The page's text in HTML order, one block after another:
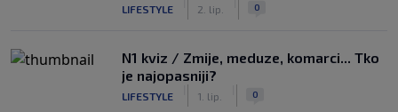
LIFESTYLE 2. lip. 0
N1 kviz / Zmije, meduze, komarci... Tko
je najopasniji?
LIFESTYLE 1. lip. 0